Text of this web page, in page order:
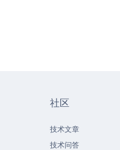
社区
技术文章
技术问答